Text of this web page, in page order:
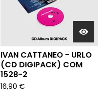
IVAN CATTANEO - URLO
(CD DIGIPACK) COM
1528-2
16,90 €